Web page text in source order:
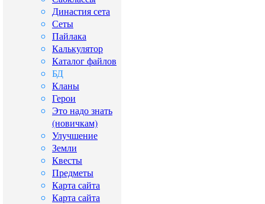
Династия сета
Сеты
Пайлака
Калькулятор
Каталог файлов
БД
Кланы
Герои
Это надо знать
(новичкам)
Улучшение
Земли
Квесты
Предметы
Карта сайта
Карта сайта